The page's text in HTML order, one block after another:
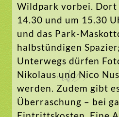
Wildpark vorbei. Dort
14.30 und um 15.30
und das Park-
halbstündigen
Unterwegs dürfen
Nikolaus und Nico
werden. Zudem gibt
Überraschung – bei